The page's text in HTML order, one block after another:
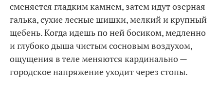
сменяется гладким камнем, затем идут озерная
галька, сухие лесные шишки, мелкий и крупный
щебень. Когда идешь по ней босиком, медленно
и глубоко дыша чистым сосновым воздухом,
ощущения в теле меняются кардинально —
городское напряжение уходит через стопы.